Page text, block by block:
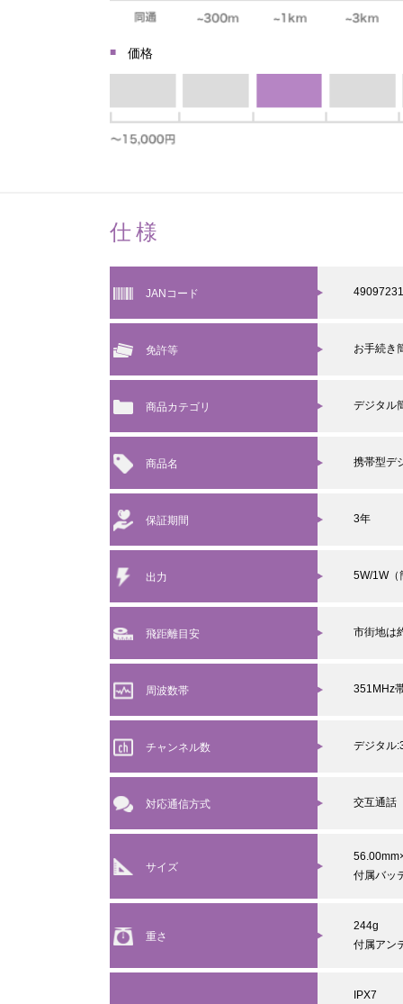
価格
仕様
JANコード
免許等 お手続き
商品カテゴリ デジタル
商品名 携帯型デ
保証期間 3年
出力 5W/1W（
飛距離目安 市街地は
周波数帯 351MHz
チャンネル数 デジタル
対応通信方式 交互通話
サイズ
付属バッ
重さ
244g
付属アン
IPX7